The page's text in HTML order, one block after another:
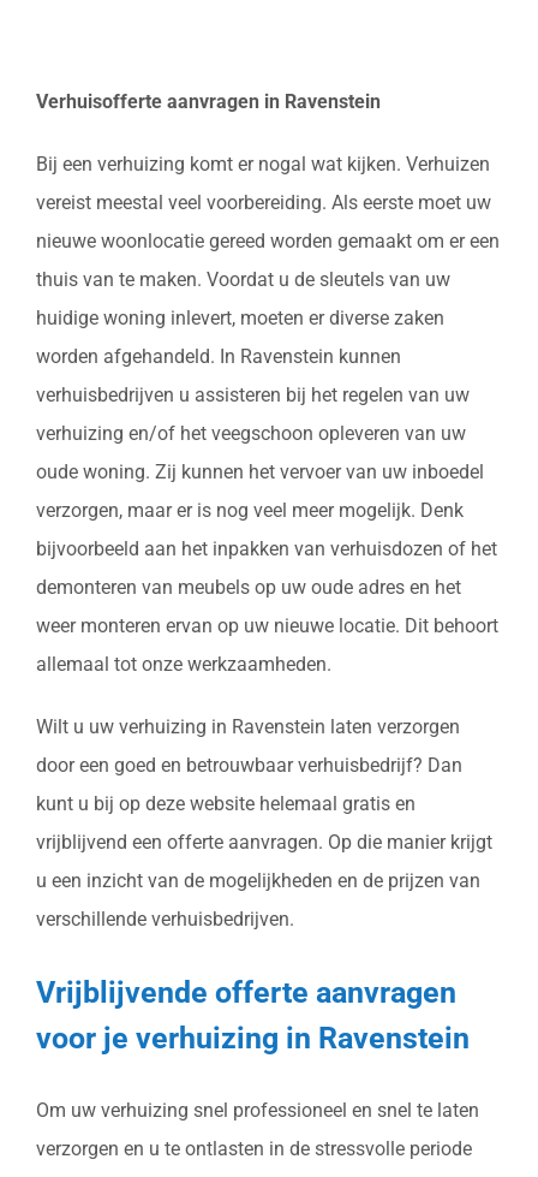
Verhuisofferte aanvragen in Ravenstein
Bij een verhuizing komt er nogal wat kijken. Verhuizen
vereist meestal veel voorbereiding. Als eerste moet uw
nieuwe woonlocatie gereed worden gemaakt om er een
thuis van te maken. Voordat u de sleutels van uw
huidige woning inlevert, moeten er diverse zaken
worden afgehandeld. In Ravenstein kunnen
verhuisbedrijven u assisteren bij het regelen van uw
verhuizing en/of het veegschoon opleveren van uw
oude woning. Zij kunnen het vervoer van uw inboedel
verzorgen, maar er is nog veel meer mogelijk. Denk
bijvoorbeeld aan het inpakken van verhuisdozen of het
demonteren van meubels op uw oude adres en het
weer monteren ervan op uw nieuwe locatie. Dit behoort
allemaal tot onze werkzaamheden.
Wilt u uw verhuizing in Ravenstein laten verzorgen
door een goed en betrouwbaar verhuisbedrijf? Dan
kunt u bij op deze website helemaal gratis en
vrijblijvend een offerte aanvragen. Op die manier krijgt
u een inzicht van de mogelijkheden en de prijzen van
verschillende verhuisbedrijven.
Vrijblijvende offerte aanvragen
voor je verhuizing in Ravenstein
Om uw verhuizing snel professioneel en snel te laten
verzorgen en u te ontlasten in de stressvolle periode